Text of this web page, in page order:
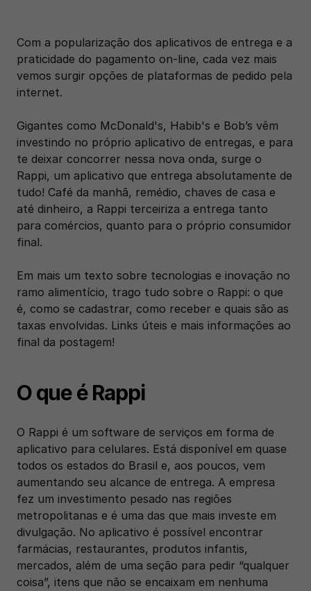
Com a popularização dos aplicativos de entrega e a
praticidade do pagamento on-line, cada vez mais
vemos surgir opções de plataformas de pedido pela
internet.
Gigantes como McDonald's, Habib's e Bob’s vêm
investindo no próprio aplicativo de entregas, e para
te deixar concorrer nessa nova onda, surge o
Rappi, um aplicativo que entrega absolutamente de
tudo! Café da manhã, remédio, chaves de casa e
até dinheiro, a Rappi terceiriza a entrega tanto
para comércios, quanto para o próprio consumidor
final.
Em mais um texto sobre tecnologias e inovação no
ramo alimentício, trago tudo sobre o Rappi: o que
é, como se cadastrar, como receber e quais são as
taxas envolvidas. Links úteis e mais informações ao
final da postagem!
O que é Rappi
O Rappi é um software de serviços em forma de
aplicativo para celulares. Está disponível em quase
todos os estados do Brasil e, aos poucos, vem
aumentando seu alcance de entrega. A empresa
fez um investimento pesado nas regiões
metropolitanas e é uma das que mais investe em
divulgação. No aplicativo é possível encontrar
farmácias, restaurantes, produtos infantis,
mercados, além de uma seção para pedir “qualquer
coisa”, itens que não se encaixam em nenhuma